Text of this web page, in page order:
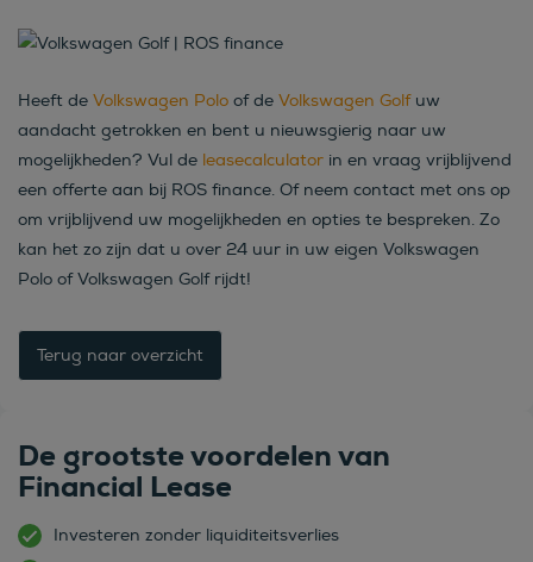
Heeft de Volkswagen Polo of de Volkswagen Golfuw
aandacht getrokken en bent u nieuwsgierig naar uw
mogelijkheden? Vul de leasecalculator in en vraag vrijblijvend
een offerte aan bij ROS finance. Of neem contact met ons op
om vrijblijvend uw mogelijkheden en opties te bespreken. Zo
kan het zo zijn dat u over 24 uur in uw eigen Volkswagen
Polo of Volkswagen Golf rijdt!
Terug naar overzicht
De grootste voordelen van
Financial Lease
Investeren zonder liquiditeitsverlies